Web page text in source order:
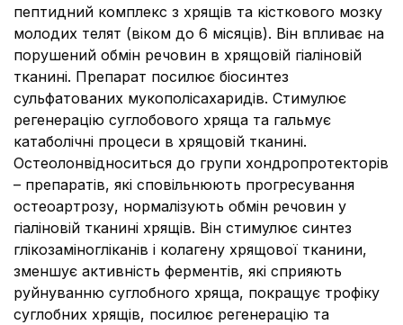
пептидний комплекс з хрящів та кісткового мозку
молодих телят (віком до 6 місяців). Він впливає на
порушений обмін речовин в хрящовій гіаліновій
тканині. Препарат посилює біосинтез
сульфатованих мукополісахаридів. Стимулює
регенерацію суглобового хряща та гальмує
катаболічні процеси в хрящовій тканині.
Остеолонвідноситься до групи хондропротекторів
– препаратів, які сповільнюють прогресування
остеоартрозу, нормалізують обмін речовин у
гіаліновій тканині хрящів. Він стимулює синтез
глікозаміногліканів і колагену хрящової тканини,
зменшує активність ферментів, які сприяють
руйнуванню суглобного хряща, покращує трофіку
суглобних хрящів, посилює регенерацію та